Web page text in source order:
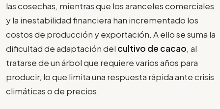
las cosechas, mientras que los aranceles comerciales
y la inestabilidad financiera han incrementado los
costos de producción y exportación. A ello se suma la
dificultad de adaptación del cultivo de cacao, al
tratarse de un árbol que requiere varios años para
producir, lo que limita una respuesta rápida ante crisis
climáticas o de precios.